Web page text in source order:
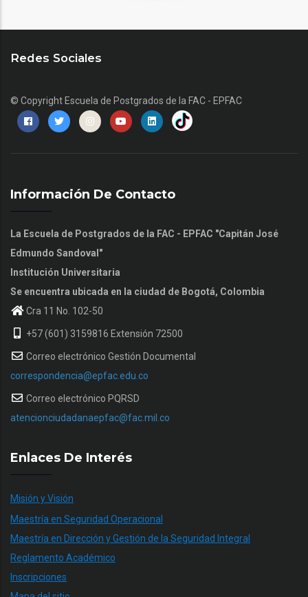
Redes Sociales
© Copyright Escuela de Postgrados de la FAC - EPFAC
Información De Contacto
La Escuela de Postgrados de la FAC - EPFAC "Capitán José
Edmundo Sandoval"
Institución Universitaria
Se encuentra ubicada en la ciudad de Bogotá, Colombia
Cra 11 No. 102-50
+57 (601) 3159816 Extensión 72500
Correo electrónico Gestión Documental
correspondencia@epfac.edu.co
Correo electrónico PQRSD
atencionciudadanaepfac@fac.mil.co
Enlaces De Interés
Misión y Visión
Maestría en Seguridad Operacional
Maestría en Dirección y Gestión de la Seguridad Integral
Reglamento Académico
Inscripciones